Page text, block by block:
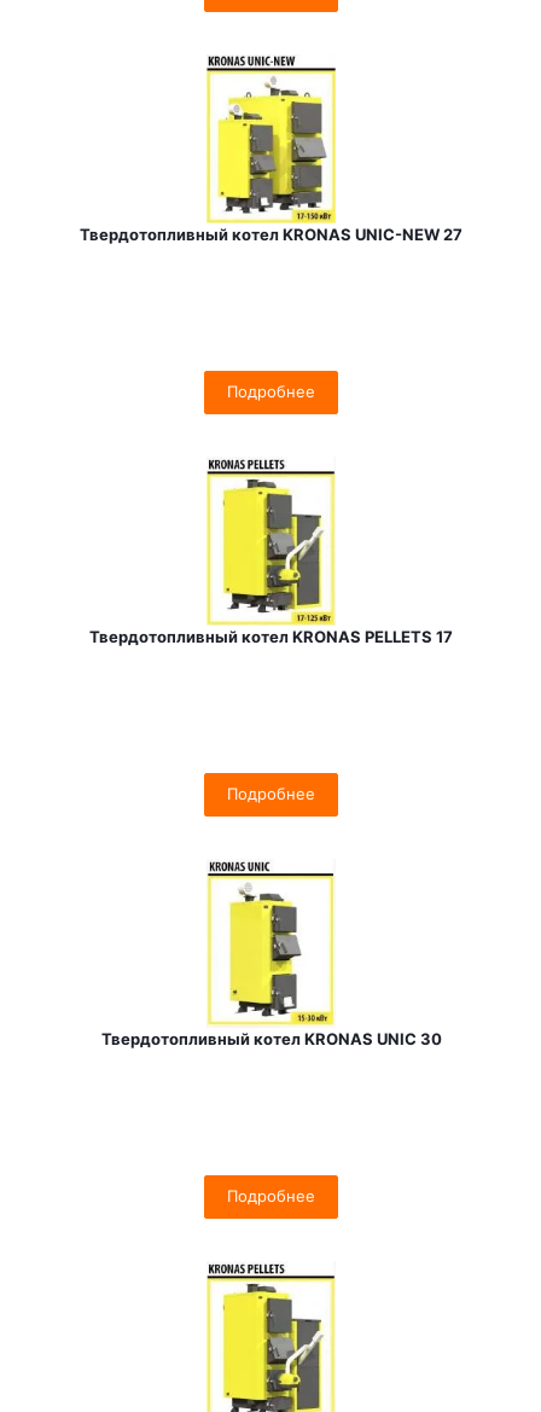
Твердотопливный котел KRONAS UNIC-NEW 27
Подробнее
Твердотопливный котел KRONAS PELLETS 17
Подробнее
Твердотопливный котел KRONAS UNIC 30
Подробнее